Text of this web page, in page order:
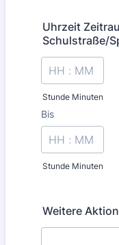
Uhrzeit
Schulstraße/
Stunde Minuten
Bis
until
Stunde Minuten
Weitere